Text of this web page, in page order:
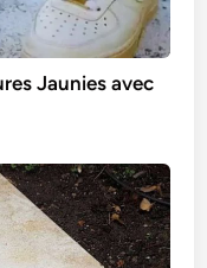
Jaunies avec